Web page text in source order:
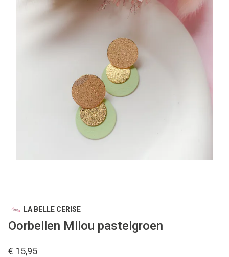
Cadeaubon
LA BELLE CERISE
Oorbellen Milou pastelgroen
€ 15,95